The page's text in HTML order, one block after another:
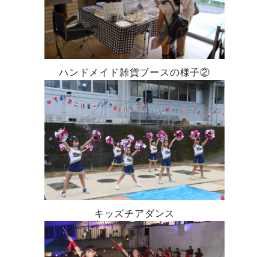
ハンドメイド雑貨ブースの様子②
キッズチアダンス